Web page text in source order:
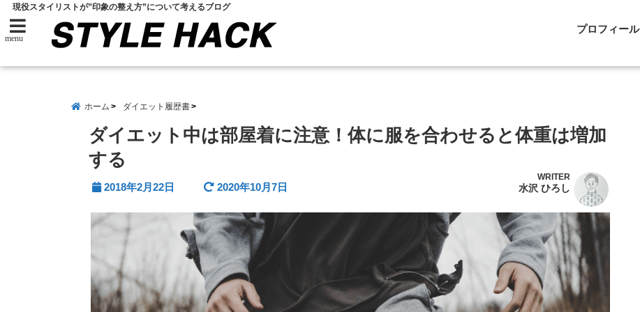
現役スタイリストが”印象の整え方”について考えるブログ
menu
プロフィール
ホーム ダイエット履歴書
ダイエット中は部屋着に注意！体に服を合わせると体重は増加
する
2018年2月22日 2020年10月7日
WRITER
水沢 ひろし